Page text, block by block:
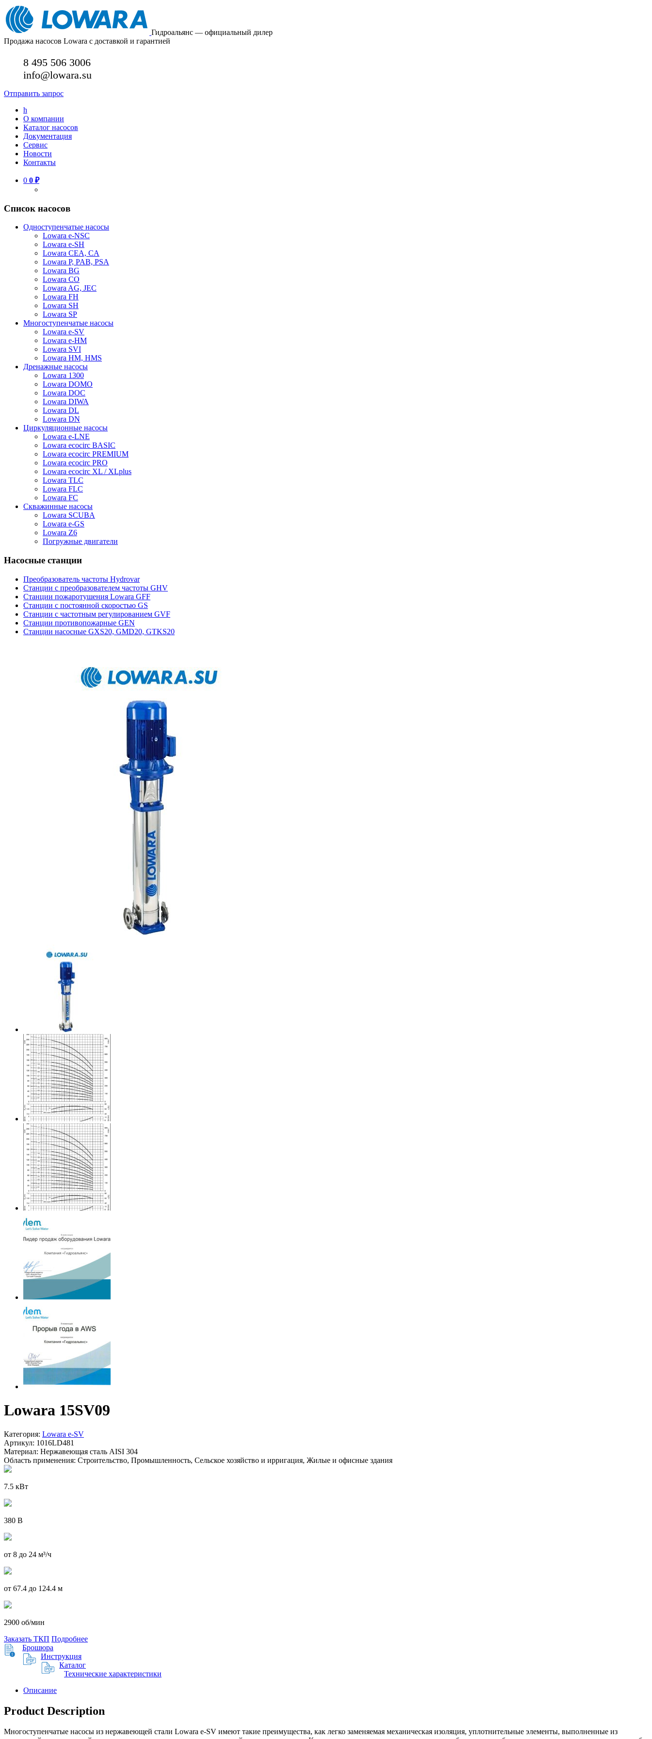
Гидроальянс — официальный дилер
Продажа насосов Lowara с доставкой и гарантией
8 495 506 3006
info@lowara.su
Отправить запрос
h
О компании
Каталог насосов
Документация
Сервис
Новости
Контакты
0 0 ₽
Список насосов
Одноступенчатые насосы
Lowara e-NSC
Lowara e-SH
Lowara CEA, CA
Lowara P, PAB, PSA
Lowara BG
Lowara CO
Lowara AG, JEC
Lowara FH
Lowara SH
Lowara SP
Многоступенчатые насосы
Lowara e-SV
Lowara e-HM
Lowara SVI
Lowara HM, HMS
Дренажные насосы
Lowara 1300
Lowara DOMO
Lowara DOC
Lowara DIWA
Lowara DL
Lowara DN
Циркуляционные насосы
Lowara e-LNE
Lowara ecocirc BASIC
Lowara ecocirc PREMIUM
Lowara ecocirc PRO
Lowara ecocirc XL / XLplus
Lowara TLC
Lowara FLC
Lowara FC
Скважинные насосы
Lowara SCUBA
Lowara e-GS
Lowara Z6
Погружные двигатели
Насосные станции
Преобразователь частоты Hydrovar
Станции с преобразователем частоты GHV
Станции пожаротушения Lowara GFF
Станции с постоянной скоростью GS
Станции с частотным регулированием GVF
Станции противопожарные GEN
Станции насосные GXS20, GMD20, GTKS20
Lowara 15SV09
Категория: Lowara e-SV
Артикул: 1016LD481
Материал: Нержавеющая сталь AISI 304
Область применения: Строительство, Промышленность, Сельское хозяйство и ирригация, Жилые и офисные здания
7.5 кВт
380 В
от 8 до 24 м³/ч
от 67.4 до 124.4 м
2900 об/мин
Заказать ТКП Подробнее
Брошюра
Инструкция
Каталог
Технические характеристики
Описание
Product Description
Многоступенчатые насосы из нержавеющей стали Lowara e-SV имеют такие преимущества, как легко заменяемая механическая изоляция, уплотнительные элементы, выполненные из